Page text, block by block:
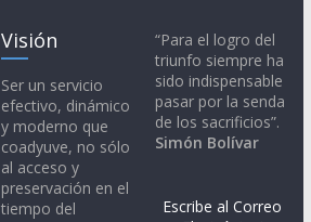
Visión
Ser un servicio
efectivo, dinámico
y moderno que
coadyuve, no sólo
al acceso y
preservación en el
tiempo del
“Para el logro del
triunfo siempre ha
sido indispensable
pasar por la senda
de los sacrificios”.
Simón Bolívar
Escribe al Correo